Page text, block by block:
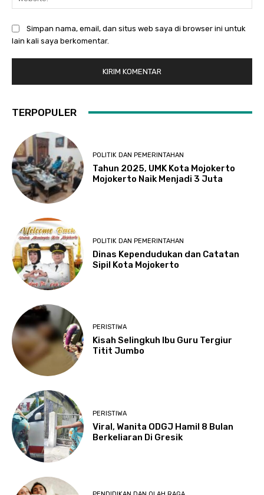
Simpan nama, email, dan situs web saya di browser ini untuk
lain kali saya berkomentar.
TERPOPULER
POLITIK DAN PEMERINTAHAN
Tahun 2025, UMK Kota Mojokerto
Mojokerto Naik Menjadi 3 Juta
POLITIK DAN PEMERINTAHAN
Dinas Kependudukan dan Catatan
Sipil Kota Mojokerto
PERISTIWA
Kisah Selingkuh Ibu Guru Tergiur
Titit Jumbo
PERISTIWA
Viral, Wanita ODGJ Hamil 8 Bulan
Berkeliaran Di Gresik